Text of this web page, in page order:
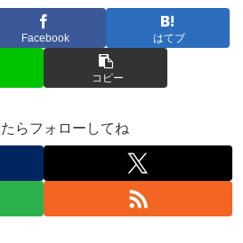
Facebook はてブ
コピー
らフォローしてね